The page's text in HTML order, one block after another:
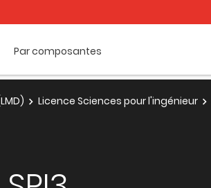
Par composantes
Licence Sciences pour l'ingénieur